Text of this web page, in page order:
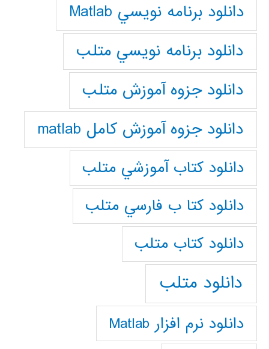
دانلود برنامه نويسي Matlab
دانلود برنامه نويسي متلب
دانلود جزوه آموزش متلب
دانلود جزوه آموزش کامل matlab
دانلود كتاب آموزشي متلب
دانلود كتا ب فارسي متلب
دانلود كتاب متلب
دانلود متلب
دانلود نرم افزار Matlab